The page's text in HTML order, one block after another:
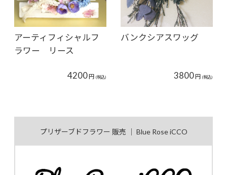
アーティフィシャルフ
ラワー リース
4200 円 (税込)
バンクシアスワッグ
3800 円 (税込)
プリザーブドフラワー 販売 ｜ Blue Rose iCCO